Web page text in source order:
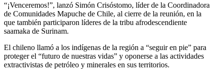
“¡Venceremos!”, lanzó Simón Crisóstomo, líder de la Coordinadora
de Comunidades Mapuche de Chile, al cierre de la reunión, en la
que también participaron líderes de la tribu afrodescendiente
saamaka de Surinam.
El chileno llamó a los indígenas de la región a “seguir en pie” para
proteger el “futuro de nuestras vidas” y oponerse a las actividades
extractivistas de petróleo y minerales en sus territorios.